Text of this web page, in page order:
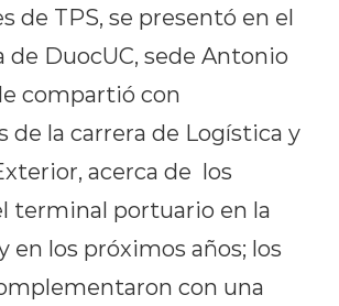
de TPS, se presentó en el
de DuocUC, sede Antonio
compartió con
de la carrera de Logística y
acerca de los
terminal portuario en la
en los próximos años; los
con una